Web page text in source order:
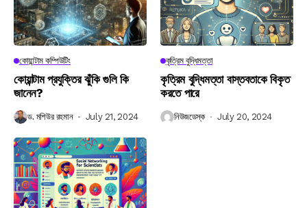
কোয়ান্টাম কম্পিউটিং
কোয়ান্টাম প্রযুক্তির ঝুঁকি গুলি কি
জানেন?
ড. মশিউর রহমান July 21, 2024
কৃত্রিম বুদ্ধিমত্তা
কৃত্রিম বুদ্ধিমত্তা বাস্তবতাকে বিকৃত
করতে পারে
নিউজডেস্ক July 20, 2024